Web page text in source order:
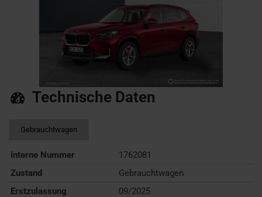
Technische Daten
Gebrauchtwagen
interne Nummer
1762081
Zustand
Gebrauchtwagen
Erstzulassung
09/2025